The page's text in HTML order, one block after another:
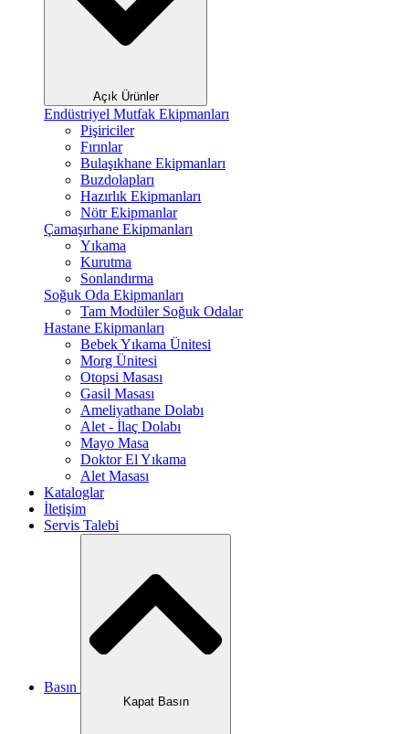
Açık Ürünler
Endüstriyel Mutfak Ekipmanları
Pişiriciler
Fırınlar
Bulaşıkhane Ekipmanları
Buzdolapları
Hazırlık Ekipmanları
Nötr Ekipmanlar
Çamaşırhane Ekipmanları
Yıkama
Kurutma
Sonlandırma
Soğuk Oda Ekipmanları
Tam Modüler Soğuk Odalar
Hastane Ekipmanları
Bebek Yıkama Ünitesi
Morg Ünitesi
Otopsi Masası
Gasil Masası
Ameliyathane Dolabı
Alet - İlaç Dolabı
Mayo Masa
Doktor El Yıkama
Alet Masası
Kataloglar
İletişim
Servis Talebi
Basın
Kapat Basın